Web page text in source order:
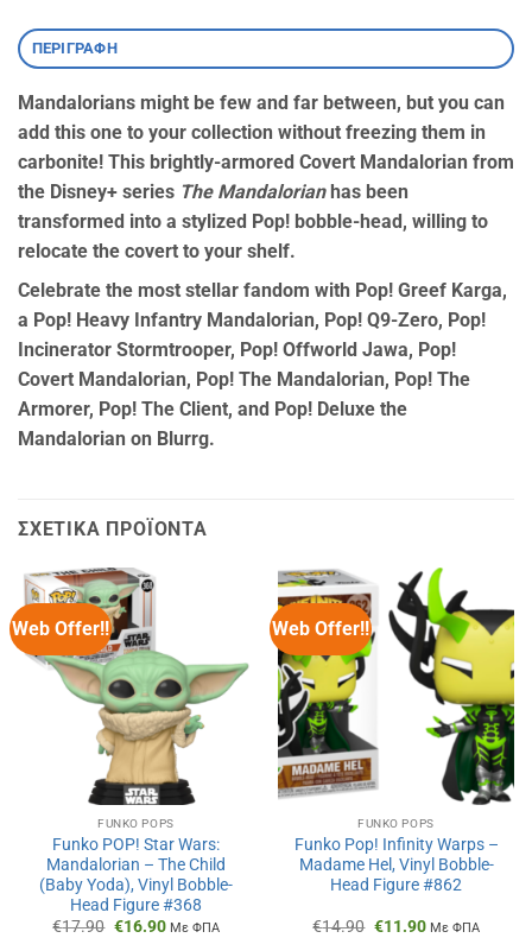
ΠΕΡΙΓΡΑΦΉ
Mandalorians might be few and far between, but you can
add this one to your collection without freezing them in
carbonite! This brightly-armored Covert Mandalorian from
the Disney+ series The Mandalorian has been
transformed into a stylized Pop! bobble-head, willing to
relocate the covert to your shelf.
Celebrate the most stellar fandom with Pop! Greef Karga,
a Pop! Heavy Infantry Mandalorian, Pop! Q9-Zero, Pop!
Incinerator Stormtrooper, Pop! Offworld Jawa, Pop!
Covert Mandalorian, Pop! The Mandalorian, Pop! The
Armorer, Pop! The Client, and Pop! Deluxe the
Mandalorian on Blurrg.
ΣΧΕΤΙΚΆ ΠΡΟΪΌΝΤΑ
Web Offer!!
FUNKO POPS
Funko POP! Star Wars:
Mandalorian – The Child
(Baby Yoda), Vinyl Bobble-
Head Figure #368
€17.90 Original
€16.90ΗΜε ΦΠΑ
Web Offer!!
FUNKO POPS
Funko Pop! Infinity Warps –
Madame Hel, Vinyl Bobble-
Head Figure #862
€14.90 Original
€11.90ΗΜε ΦΠΑ